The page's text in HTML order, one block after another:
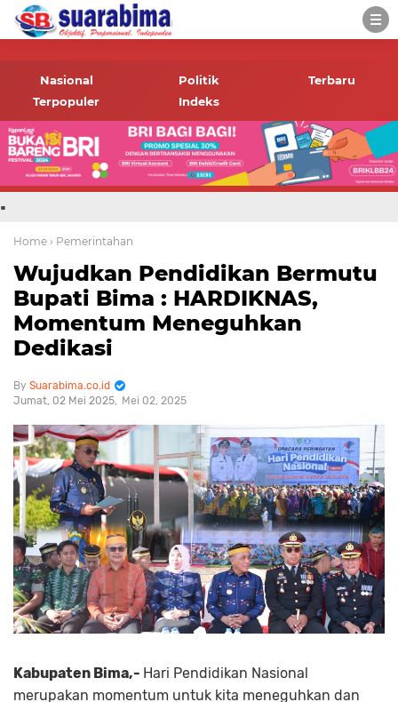
-->
informasi terbaru tentang
Bima dan daerah sekitar
Nasional Politik
Terbaru
Terpopuler
Indeks
.
Home › Pemerintahan
Wujudkan Pendidikan Bermutu
Bupati Bima : HARDIKNAS,
Momentum Meneguhkan
Dedikasi
Suarabima.co.id
Jumat, 02 Mei 2025
Mei 02, 2025
Kabupaten Bima,- Hari Pendidikan Nasional
merupakan momentum untuk kita meneguhkan dan